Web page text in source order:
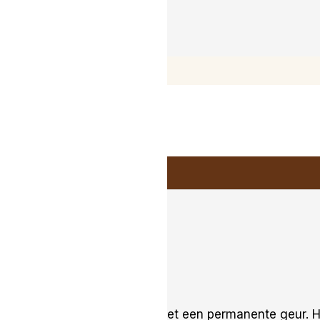
een gevoel van frisheid met een permanente